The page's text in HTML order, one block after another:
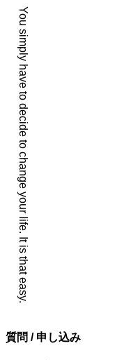
ー
シ
ョ
ンYou simply have to decide to change your life. It is that easy.
質問 / 申し込み